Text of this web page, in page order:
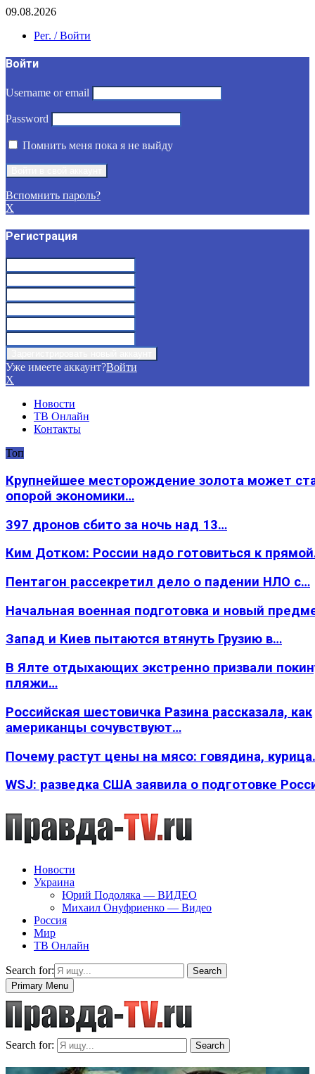
09.08.2026
Рег. / Войти
Войти
Username or email
Password
Помнить меня пока я не выйду
Вспомнить пароль?
X
Регистрация
Уже имеете аккаунт?Войти
X
Новости
ТВ Онлайн
Контакты
Топ
Крупнейшее месторождение золота может
опорой экономики…
397 дронов сбито за ночь над 13…
Ким Дотком: России надо готовиться к
Пентагон рассекретил дело о падении НЛО с…
Начальная военная подготовка и новый
Запад и Киев пытаются втянуть Грузию в…
В Ялте отдыхающих экстренно призвали
пляжи…
Российская шестовичка Разина рассказала, как
американцы сочувствуют…
Почему растут цены на мясо: говядина,
WSJ: разведка США заявила о подготовке
Новости
Украина
Юрий Подоляка — ВИДЕО
Михаил Онуфриенко — Видео
Россия
Мир
ТВ Онлайн
Search for:
Search
Primary Menu
Search for: Search